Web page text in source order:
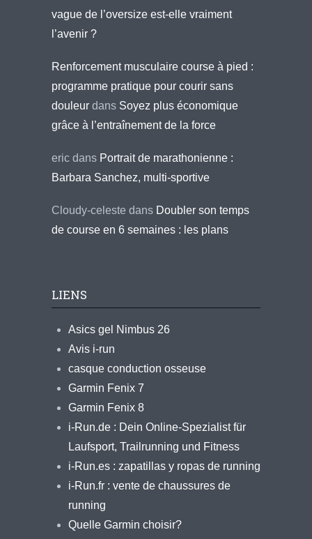
vague de l’oversize est-elle vraiment
l’avenir ?
Renforcement musculaire course à pied :
programme pratique pour courir sans
douleur dans Soyez plus économique
grâce à l’entraînement de la force
eric dans Portrait de marathonienne :
Barbara Sanchez, multi-sportive
Cloudy-celeste dans Doubler son temps
de course en 6 semaines : les plans
LIENS
Asics gel Nimbus 26
Avis i-run
casque conduction osseuse
Garmin Fenix 7
Garmin Fenix 8
i-Run.de : Dein Online-Spezialist für
Laufsport, Trailrunning und Fitness
i-Run.es : zapatillas y ropas de running
i-Run.fr : vente de chaussures de
running
Quelle Garmin choisir?